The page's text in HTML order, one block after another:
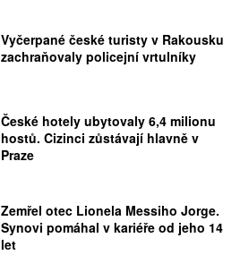
Vyčerpané české turisty v Rakousku
zachraňovaly policejní vrtulníky
České hotely ubytovaly 6,4 milionu
hostů. Cizinci zůstávají hlavně v
Praze
Zemřel otec Lionela Messiho Jorge.
Synovi pomáhal v kariéře od jeho 14
let